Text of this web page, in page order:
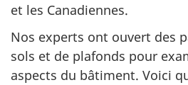
et les Canadiennes.
Nos experts ont ouvert des
sols et de plafonds pour
aspects du bâtiment. Voici